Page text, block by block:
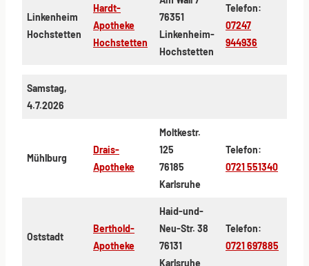
Linkenheim
Hochstetten
Hardt-
Apotheke
Hochstetten
76351
Linkenheim-
Hochstetten
Telefon:
07247
944936
Samstag,
4.7.2026
Mühlburg
Drais-
Apotheke
Moltkestr.
125
76185
Karlsruhe
Telefon:
0721 551340
Oststadt
Berthold-
Apotheke
Haid-und-
Neu-Str. 38
76131
Karlsruhe
Telefon:
0721 697885